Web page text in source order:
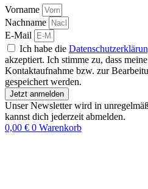
Vorname
Nachname
E-Mail
Ich habe die
akzeptiert. Ich stimme zu, dass
Kontaktaufnahme bzw. zur
gespeichert werden.
Jetzt anmelden
Unser Newsletter wird in
kannst dich jederzeit abmelden.
0,00 € 0 Warenkorb